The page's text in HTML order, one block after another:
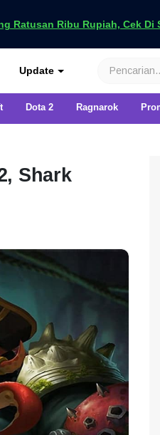
Ratusan Ribu Rupiah, Cek Di
Update
Dota 2 Ragnarok
Shark